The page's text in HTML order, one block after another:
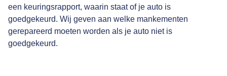
een keuringsrapport, waarin staat of je auto is
goedgekeurd. Wij geven aan welke mankementen
gerepareerd moeten worden als je auto niet is
goedgekeurd.